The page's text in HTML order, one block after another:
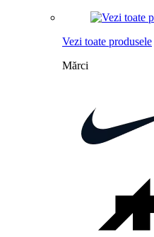
Vezi toate produsele
Mărci